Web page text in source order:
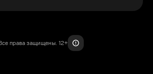
права защищены. 12+